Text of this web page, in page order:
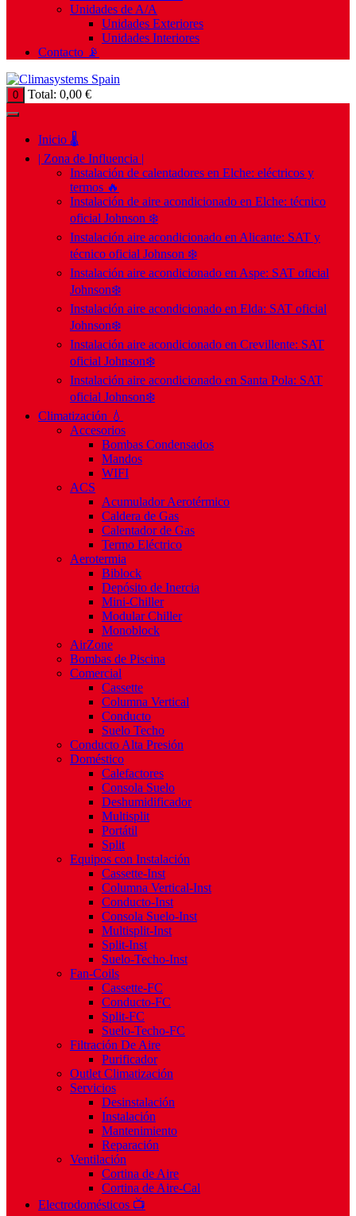
Unidades de A/A
Unidades Exteriores
Unidades Interiores
Contacto 📡
0 Total: 0,00 €
Inicio 🌡️
| Zona de Influencia |
Instalación de calentadores en Elche: eléctricos y
termos 🔥
Instalación de aire acondicionado en Elche: técnico
oficial Johnson ❄️
Instalación aire acondicionado en Alicante: SAT y
técnico oficial Johnson ❄️
Instalación aire acondicionado en Aspe: SAT oficial
Johnson❄️
Instalación aire acondicionado en Elda: SAT oficial
Johnson❄️
Instalación aire acondicionado en Crevillente: SAT
oficial Johnson❄️
Instalación aire acondicionado en Santa Pola: SAT
oficial Johnson❄️
Climatización 💧
Accesorios
Bombas Condensados
Mandos
WIFI
ACS
Acumulador Aerotérmico
Caldera de Gas
Calentador de Gas
Termo Eléctrico
Aerotermia
Biblock
Depósito de Inercia
Mini-Chiller
Modular Chiller
Monoblock
AirZone
Bombas de Piscina
Comercial
Cassette
Columna Vertical
Conducto
Suelo Techo
Conducto Alta Presión
Doméstico
Calefactores
Consola Suelo
Deshumidificador
Multisplit
Portátil
Split
Equipos con Instalación
Cassette-Inst
Columna Vertical-Inst
Conducto-Inst
Consola Suelo-Inst
Multisplit-Inst
Split-Inst
Suelo-Techo-Inst
Fan-Coils
Cassette-FC
Conducto-FC
Split-FC
Suelo-Techo-FC
Filtración De Aire
Purificador
Outlet Climatización
Servicios
Desinstalación
Instalación
Mantenimiento
Reparación
Ventilación
Cortina de Aire
Cortina de Aire-Cal
Electrodomésticos 📺